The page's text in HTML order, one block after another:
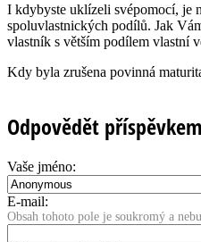
I kdybyste uklízeli svépomocí, je
spoluvlastnických podílů. Jak
vlastník s větším podílem vlastní
Kdy byla zrušena povinná
Odpovědět
Vaše jméno:
E-mail:
Obsah tohoto pole je soukromý a